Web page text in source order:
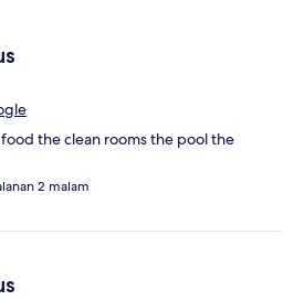
the clean rooms the pool the
2 malam